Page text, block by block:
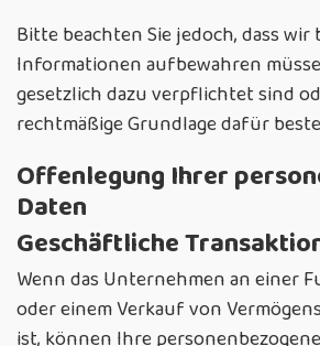
Bitte beachten Sie jedoch, dass wir
Informationen aufbewahren
gesetzlich dazu verpflichtet sind
rechtmäßige Grundlage dafür
Offenlegung Ihrer
Daten
Geschäftliche
Wenn das Unternehmen an einer
oder einem Verkauf von
ist, können Ihre